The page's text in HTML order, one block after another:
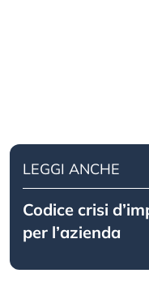
LEGGI ANCHE
Codice crisi
per l’azienda